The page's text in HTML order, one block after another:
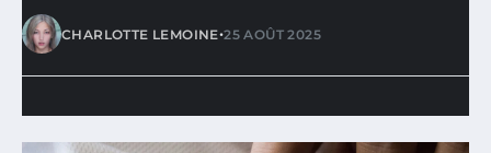
CHARLOTTE LEMOINE•25 AOÛT 2025